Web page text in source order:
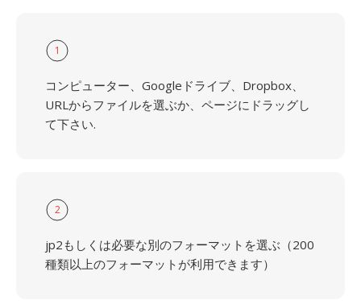
1
コンピューター、Googleドライブ、Dropbox、
URLからファイルを選ぶか、ページにドラッグし
て下さい.
2
jp2もしくは必要な別のフォーマットを選ぶ（200
種類以上のフォーマットが利用できます）